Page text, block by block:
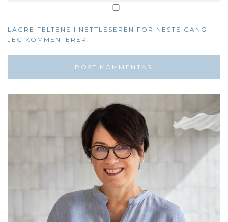
LAGRE FELTENE I NETTLESEREN FOR NESTE GANG
JEG KOMMENTERER.